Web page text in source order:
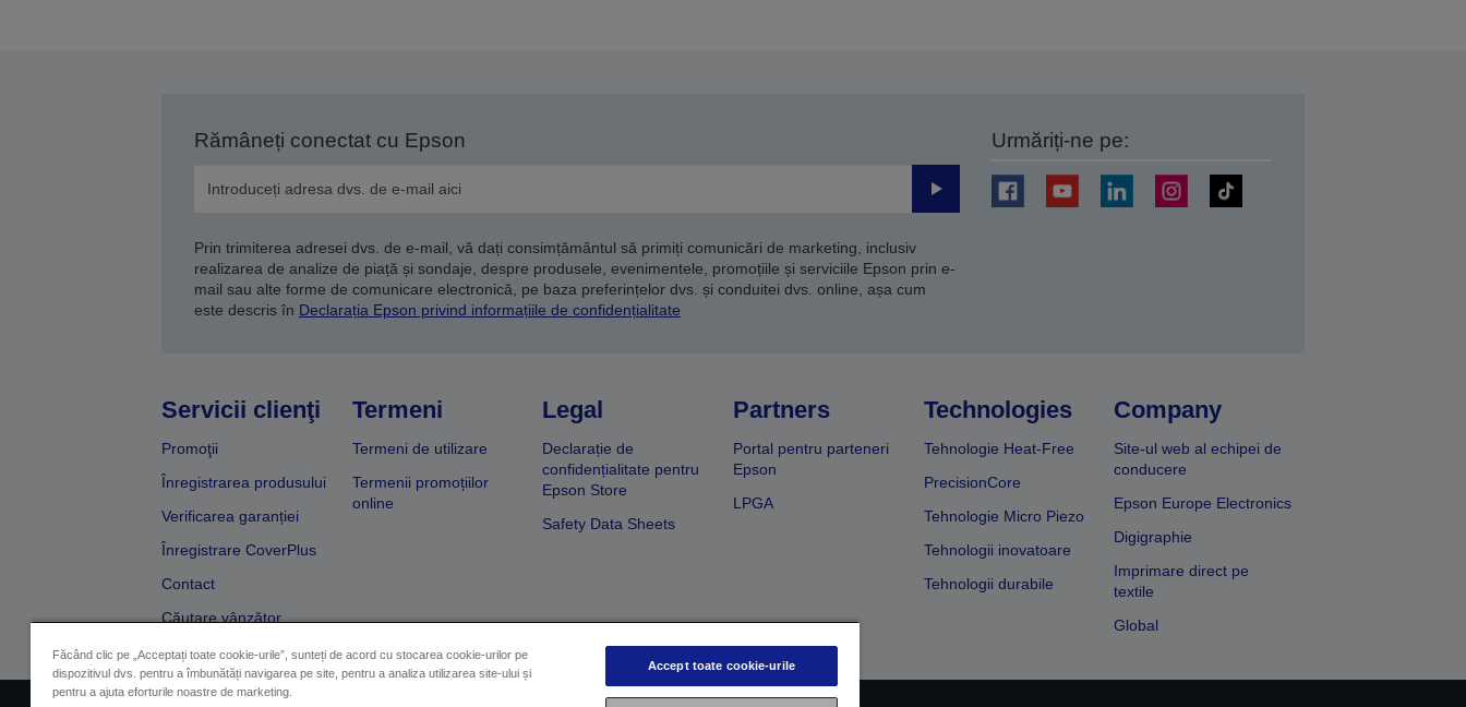
Rămâneți conectat cu Epson
Trimiteți
Prin trimiterea adresei dvs. de e-mail, vă dați consimțământul să primiți comunicări de marketing, inclusiv
realizarea de analize de piață și sondaje, despre produsele, evenimentele, promoțiile și serviciile Epson prin e-
mail sau alte forme de comunicare electronică, pe baza preferințelor dvs. și conduitei dvs. online, așa cum
este descris în Declarația Epson privind informațiile de confidențialitate
Urmăriți-ne pe:
Servicii clienţi
Promoţii
Înregistrarea produsului
Verificarea garanției
Înregistrare CoverPlus
Contact
Căutare vânzător
Termeni
Termeni de utilizare
Termenii promoțiilor
online
Legal
Declarație de
confidențialitate pentru
Epson Store
Safety Data Sheets
Partners
Portal pentru parteneri
Epson
LPGA
Technologies
Tehnologie Heat-Free
PrecisionCore
Tehnologie Micro Piezo
Tehnologii inovatoare
Tehnologii durabile
Company
Site-ul web al echipei de
conducere
Epson Europe Electronics
Digigraphie
Imprimare direct pe
textile
Global
Făcând clic pe „Acceptați toate cookie-urile”, sunteți de acord cu stocarea cookie-urilor pe
dispozitivul dvs. pentru a îmbunătăți navigarea pe site, pentru a analiza utilizarea site-ului și
pentru a ajuta eforturile noastre de marketing.
Accept toate cookie-urile